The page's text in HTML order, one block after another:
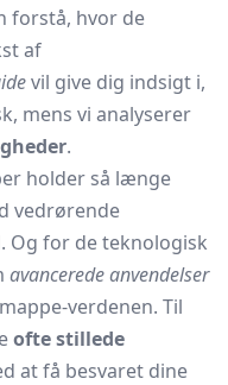
forstå, hvor de
af
vil give dig indsigt i,
mens vi analyserer
.
holder så længe
vedrørende
Og for de teknologisk
avancerede anvendelser
verdenen. Til
ofte stillede
at få besvaret dine